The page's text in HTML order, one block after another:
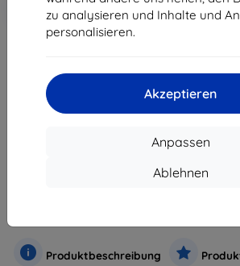
zu analysieren und Inhalte und
personalisieren.
Akzeptieren
Anpassen
Ablehnen
-10%
EXTRA10
ausverkauft
ausverkauft
Produktbeschreibung